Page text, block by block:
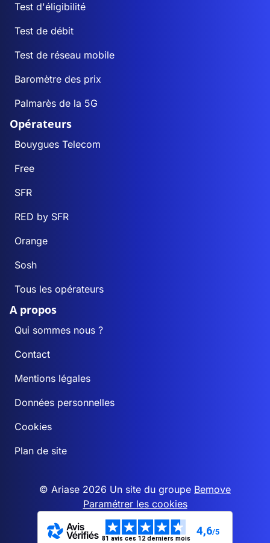
Test d'éligibilité
Test de débit
Test de réseau mobile
Baromètre des prix
Palmarès de la 5G
Opérateurs
Bouygues Telecom
Free
SFR
RED by SFR
Orange
Sosh
Tous les opérateurs
A propos
Qui sommes nous ?
Contact
Mentions légales
Données personnelles
Cookies
Plan de site
© Ariase 2026 Un site du groupe Bemove
Paramétrer les cookies
81 avis ces 12 derniers mois
4,6/5